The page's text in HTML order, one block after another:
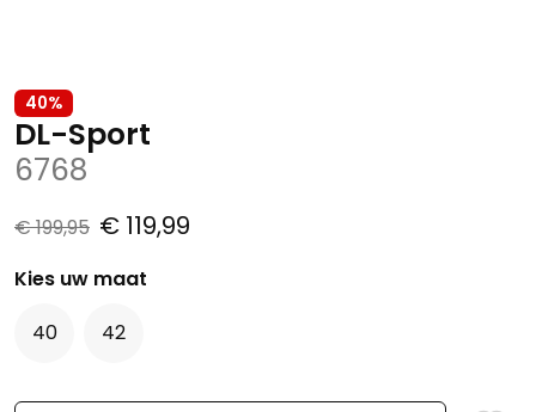
40%
DL-Sport
6768
€ 199,95 € 119,99
Kies uw maat
40
42